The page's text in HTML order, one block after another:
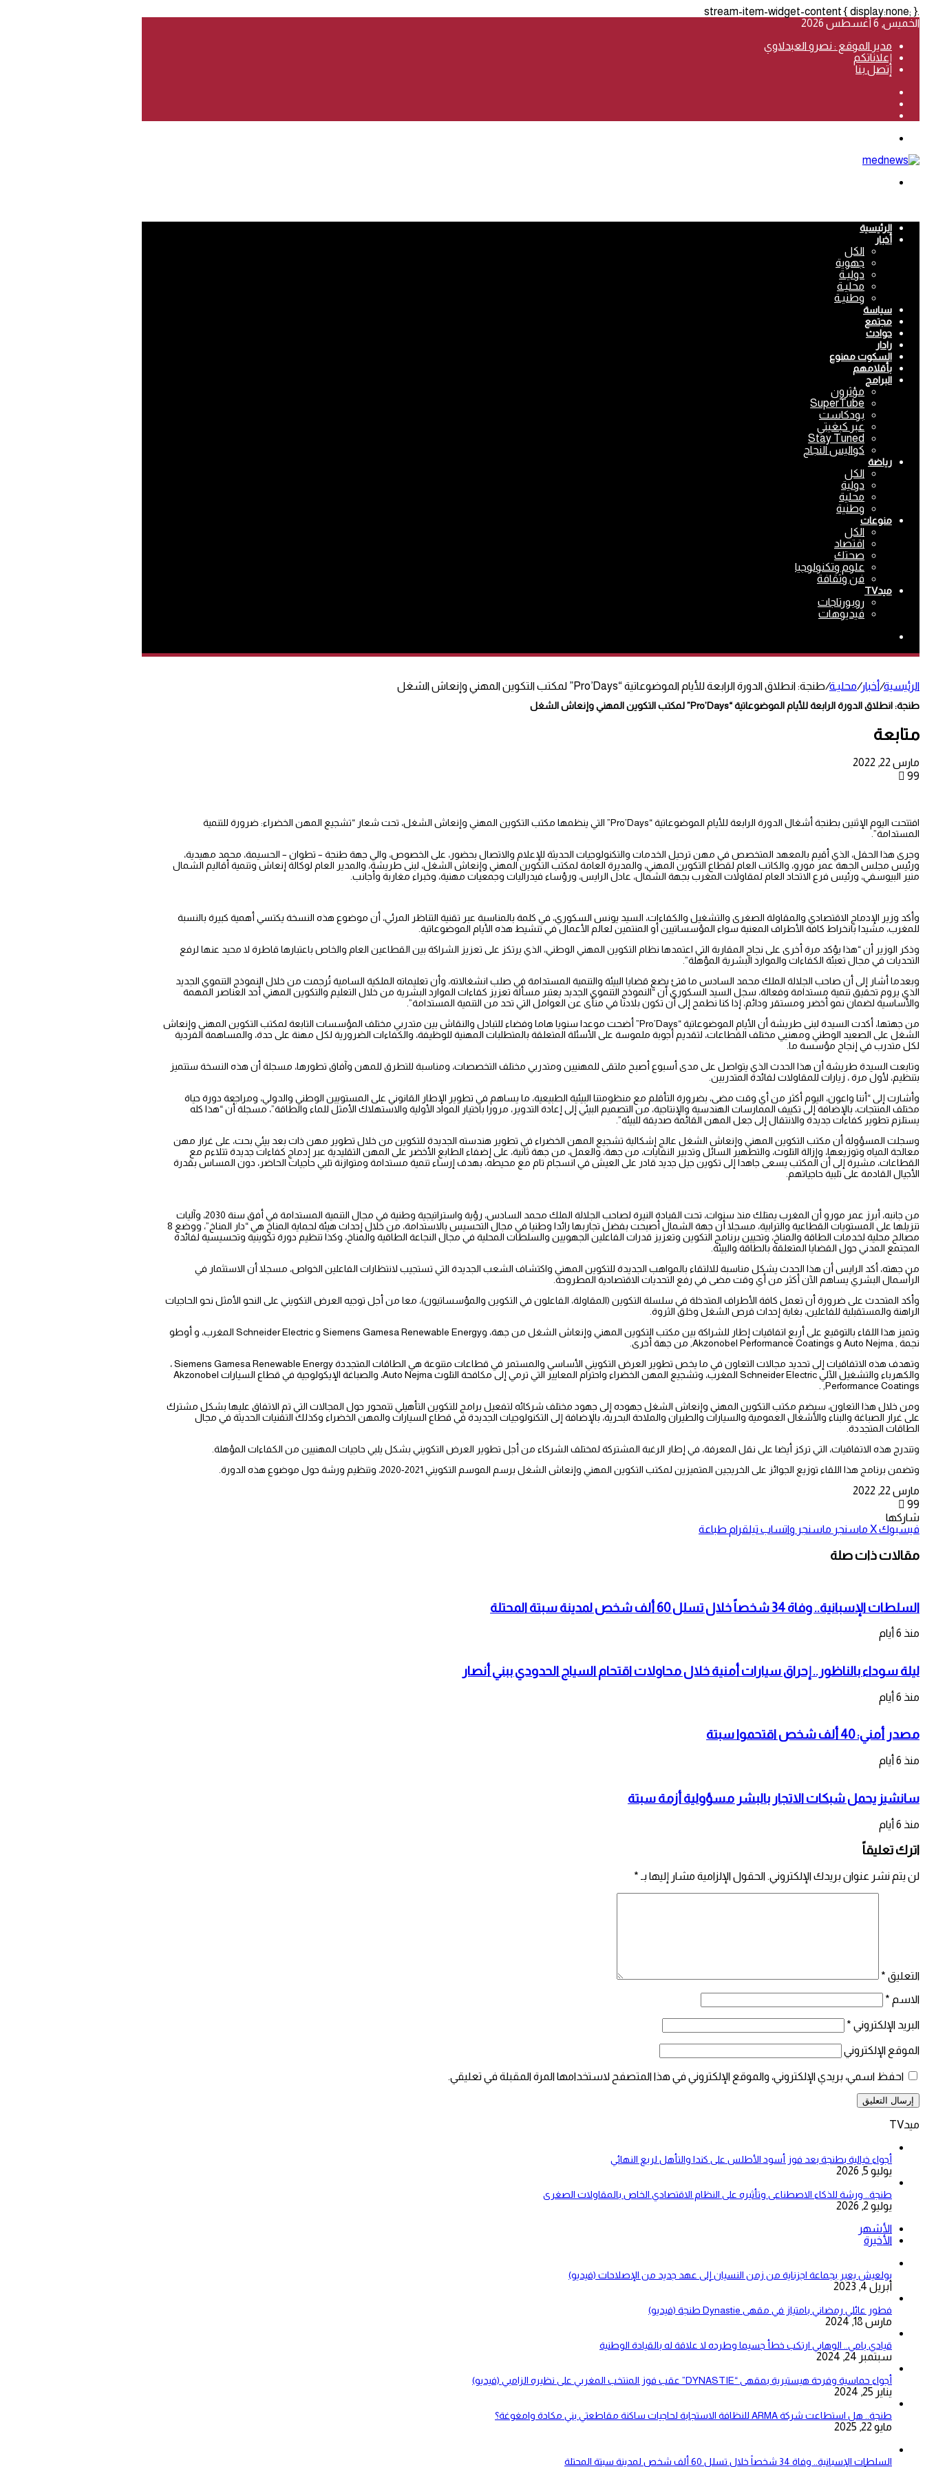
.stream-item-widget-content { display:none; }
الخميس, 6 أغسطس 2026
مدير الموقع : نصرو العبدلاوي
إعلاناتكم
إتصل بنا
الرئيسية
أخبار
الكل
جهوية
دوليـة
محليـة
وطنيـة
سياسة
مجتمع
حوادث
رادار
السكوت ممنوع
بأقلامهم
البرامج
مؤثرون
SuperTube
بودكاست
عبر كبغيتي
Stay Tuned
كواليس النجاح
رياضة
الكل
دولية
محلية
وطنية
منوعات
الكل
اقتصاد
صحتك
علوم وتكنولوجيا
فن وثقافة
ميدTV
روبورتاجات
فيديوهات
الرئيسية/أخبار/محليـة/طنجة: انطلاق الدورة الرابعة للأيام الموضوعاتية “Pro’Days” لمكتب التكوين المهني وإنعاش الشغل
طنجة: انطلاق الدورة الرابعة للأيام الموضوعاتية “Pro’Days” لمكتب التكوين المهني وإنعاش الشغل
متابعة
مارس 22, 2022
99
افتتحت اليوم الإثنين بطنجة أشغال الدورة الرابعة للأيام الموضوعاتية “Pro’Days” التي ينظمها مكتب التكوين المهني وإنعاش الشغل، تحت شعار “تشجيع المهن الخضراء: ضرورة للتنمية
المستدامة”.
وجرى هذا الحفل، الذي أقيم بالمعهد المتخصص في مهن ترحيل الخدمات والتكنولوجيات الحديثة للإعلام والاتصال بحضور، على الخصوص، والي جهة طنجة – تطوان – الحسيمة، محمد مهيدية،
ورئيس مجلس الجهة عمر مورو، والكاتب العام لقطاع التكوين المهني، والمديرة العامة لمكتب التكوين المهني وإنعاش الشغل، لبنى طريشة، والمدير العام لوكالة إنعاش وتنمية أقاليم الشمال
منير البيوسفي، ورئيس فرع الاتحاد العام لمقاولات المغرب بجهة الشمال، عادل الرايس، ورؤساء فيدراليات وجمعيات مهنية، وخبراء مغاربة وأجانب.
وأكد وزير الإدماج الاقتصادي والمقاولة الصغرى والتشغيل والكفاءات، السيد يونس السكوري، في كلمة بالمناسبة عبر تقنية التناظر المرئي، أن موضوع هذه النسخة يكتسي أهمية كبيرة بالنسبة
للمغرب، مشيدا بانخراط كافة الأطراف المعنية سواء المؤسساتيين أو المنتمين لعالم الأعمال في تنشيط هذه الأيام الموضوعاتية.
وذكر الوزير أن “هذا يؤكد مرة أخرى على نجاح المقاربة التي اعتمدها نظام التكوين المهني الوطني، الذي يرتكز على تعزيز الشراكة بين القطاعين العام والخاص باعتبارها قاطرة لا محيد عنها لرفع
التحديات في مجال تعبئة الكفاءات والموارد البشرية المؤهلة”.
وبعدما أشار إلى أن صاحب الجلالة الملك محمد السادس ما فتئ يضع قضايا البيئة والتنمية المستدامة في صلب انشغالاته، وأن تعليماته الملكية السامية تُرجمت من خلال النموذج التنموي الجديد
الذي يروم تحقيق تنمية مستدامة وفعالة، سجل السيد السكوري أن “النموذج التنموي الجديد يعتبر مسألة تعزيز كفاءات الموارد البشرية من خلال التعليم والتكوين المهني أحد العناصر المهمة
والأساسية لضمان نمو أخضر ومستقر ودائم، إذا كنا نطمح إلى أن تكون بلادنا في منأى عن العوامل التي تحد من التنمية المستدامة”.
من جهتها، أكدت السيدة لبنى طريشة أن الأيام الموضوعاتية “Pro’Days” أضحت موعدا سنويا هاما وفضاء للتبادل والنقاش بين متدربي مختلف المؤسسات التابعة لمكتب التكوين المهني وإنعاش
الشغل على الصعيد الوطني ومهنيي مختلف القطاعات، لتقديم أجوبة ملموسة على الأسئلة المتعلقة بالمتطلبات المهنية للوظيفة، والكفاءات الضرورية لكل مهنة على حدة، والمساهمة الفردية
لكل متدرب في إنجاح مؤسسة ما.
وتابعت السيدة طريشة أن هذا الحدث الذي يتواصل على مدى أسبوع أصبح ملتقى للمهنيين ومتدربي مختلف التخصصات، ومناسبة للتطرق للمهن وآفاق تطورها، مسجلة أن هذه النسخة ستتميز
بتنظيم، لأول مرة ، زيارات للمقاولات لفائدة المتدربين.
وأشارت إلى “أننا واعون، اليوم أكثر من أي وقت مضى، بضرورة التأقلم مع منظومتنا البيئية الطبيعية، ما يساهم في تطوير الإطار القانوني على المستويين الوطني والدولي، ومراجعة دورة حياة
مختلف المنتجات، بالإضافة إلى تكييف الممارسات الهندسية والإنتاجية، من التصميم البيئي إلى إعادة التدوير، مرورا باختيار المواد الأولية والاستهلاك الأمثل للماء والطاقة”، مسجلة أن “هذا كله
يستلزم تطوير كفاءات جديدة والانتقال إلى جعل المهن القائمة صديقة للبيئة”.
وسجلت المسؤولة أن مكتب التكوين المهني وإنعاش الشغل عالج إشكالية تشجيع المهن الخضراء في تطوير هندسته الجديدة للتكوين من خلال تطوير مهن ذات بعد بيئي بحت، على غرار مهن
معالجة المياه وتوزيعها، وإزالة التلوث، والتطهير السائل وتدبير النفايات، من جهة، والعمل، من جهة ثانية، على إضفاء الطابع الأخضر على المهن التقليدية عبر إدماج كفاءات جديدة تتلاءم مع
القطاعات، مشيرة إلى أن المكتب يسعى جاهدا إلى تكوين جيل جديد قادر على العيش في انسجام تام مع محيطه، بهدف إرساء تنمية مستدامة ومتوازنة تلبي حاجيات الحاضر، دون المساس بقدرة
الأجيال القادمة على تلبية حاجياتهم.
من جانبه، أبرز عمر مورو أن المغرب يمتلك منذ سنوات، تحت القيادة النيرة لصاحب الجلالة الملك محمد السادس، رؤية واستراتيجية وطنية في مجال التنمية المستدامة في أفق سنة 2030، وآليات
تنزيلها على المستويات القطاعية والترابية، مسجلا أن جهة الشمال أصبحت بفضل تجاربها رائدا وطنيا في مجال التحسيس بالاستدامة، من خلال إحداث هيئة لحماية المناخ هي “دار المناخ”، ووضع 8
مصالح محلية لخدمات الطاقة والمناخ، وتحيين برنامج التكوين وتعزيز قدرات الفاعلين الجهويين والسلطات المحلية في مجال النجاعة الطاقية والمناخ، وكذا تنظيم دورة تكوينية وتحسيسية لفائدة
المجتمع المدني حول القضايا المتعلقة بالطاقة والبيئة.
من جهته، أكد الرايس أن هذا الحدث يشكل مناسبة للالتقاء بالمواهب الجديدة للتكوين المهني واكتشاف الشعب الجديدة التي تستجيب لانتظارات الفاعلين الخواص، مسجلا أن الاستثمار في
الرأسمال البشري يساهم الآن أكثر من أي وقت مضى في رفع التحديات الاقتصادية المطروحة.
وأكد المتحدث على ضرورة أن تعمل كافة الأطراف المتدخلة في سلسلة التكوين (المقاولة، الفاعلون في التكوين والمؤسساتيون)، معا من أجل توجيه العرض التكويني على النحو الأمثل نحو الحاجيات
الراهنة والمستقبلية للفاعلين، بغاية إحداث فرص الشغل وخلق الثروة.
وتميز هذا اللقاء بالتوقيع على أربع اتفاقيات إطار للشراكة بين مكتب التكوين المهني وإنعاش الشغل من جهة، وSiemens Gamesa Renewable Energy و Schneider Electric المغرب، و أوطو
نجمة , Auto Nejma و Akzonobel Performance Coatings, من جهة أخرى.
وتهدف هذه الاتفاقيات إلى تحديد مجالات التعاون في ما يخص تطوير العرض التكويني الأساسي والمستمر في قطاعات متنوعة هي الطاقات المتجددة Siemens Gamesa Renewable Energy ،
والكهرباء والتشغيل الآلي Schneider Electric المغرب، وتشجيع المهن الخضراء واحترام المعايير التي ترمي إلى مكافحة التلوث Auto Nejma، والصباغة الإيكولوجية في قطاع السيارات Akzonobel
Performance Coatings, .
ومن خلال هذا التعاون، سيضم مكتب التكوين المهني وإنعاش الشغل جهوده إلى جهود مختلف شركائه لتفعيل برامج للتكوين التأهيلي تتمحور حول المجالات التي تم الاتفاق عليها بشكل مشترك
على غرار الصباغة والبناء والأشغال العمومية والسيارات والطيران والملاحة البحرية، بالإضافة إلى التكنولوجيات الجديدة في قطاع السيارات والمهن الخضراء وكذلك التقنيات الحديثة في مجال
الطاقات المتجددة.
وتندرج هذه الاتفاقيات، التي تركز أيضا على نقل المعرفة، في إطار الرغبة المشتركة لمختلف الشركاء من أجل تطوير العرض التكويني بشكل يلبي حاجيات المهنيين من الكفاءات المؤهلة.
وتضمن برنامج هذا اللقاء توزيع الجوائز على الخريجين المتميزين لمكتب التكوين المهني وإنعاش الشغل برسم الموسم التكويني 2021-2020، وتنظيم ورشة حول موضوع هذه الدورة.
مارس 22, 2022
99
شاركها
فيسبوك‫X ماسنجر ماسنجر واتساب تيلقرام طباعة
مقالات ذات صلة
السلطات الإسبانية.. وفاة 34 شخصاً خلال تسلل 60 ألف شخص لمدينة سبتة المحتلة
منذ 6 أيام
ليلة سوداء بالناظور.. إحراق سيارات أمنية خلال محاولات اقتحام السياج الحدودي ببني أنصار
منذ 6 أيام
مصدر أمني: 40 ألف شخص اقتحموا سبتة
منذ 6 أيام
سانشيز يحمل شبكات الاتجار بالبشر مسؤولية أزمة سبتة
منذ 6 أيام
اترك تعليقاً
لن يتم نشر عنوان بريدك الإلكتروني. الحقول الإلزامية مشار إليها بـ *
التعليق *
الاسم *
البريد الإلكتروني *
الموقع الإلكتروني
احفظ اسمي، بريدي الإلكتروني، والموقع الإلكتروني في هذا المتصفح لاستخدامها المرة المقبلة في تعليقي.
ميدTV
أجواء خيالية بطنجة بعد فوز أسود الأطلس على كندا والتأهل لربع النهائي
يوليو 5, 2026
طنجة.. ورشة للذكاء الاصطناعى وتأثيره على النظام الاقتصادي الخاص بالمقاولات الصغرى
يوليو 2, 2026
الأشهر
الأخيرة
بولعيش يعبر بجماعة اجزناية من زمن النسيان إلى عهد جديد من الإصلاحات (فيديو)
أبريل 4, 2023
فطور عائلي رمضاني بامتياز في مقهى Dynastie طنجة (فيديو)
مارس 18, 2024
قيادي بامي.. الوهابي ارتكب خطأ جسيما وطرده لا علاقة له بالقيادة الوطنية
سبتمبر 24, 2024
أجواء حماسية وفرحة هيستيرية بمقهى “DYNASTIE” عقب فوز المنتخب المغربي على نظيره الزامبي (فيديو)
يناير 25, 2024
طنجة.. هل استطاعت شركة ARMA للنظافة الاستجابة لحاجيات ساكنة مقاطعتي بني مكادة وامغوغة؟
مايو 22, 2025
السلطات الإسبانية.. وفاة 34 شخصاً خلال تسلل 60 ألف شخص لمدينة سبتة المحتلة